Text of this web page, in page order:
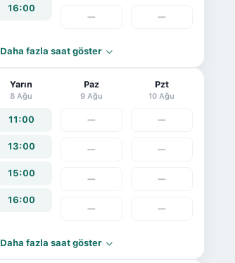
16:00
— —
Daha fazla saat göster
Yarın
8 Ağu
11:00
13:00
15:00
16:00
Paz
9 Ağu
—
—
—
—
Pzt
10 Ağu
—
—
—
—
Daha fazla saat göster